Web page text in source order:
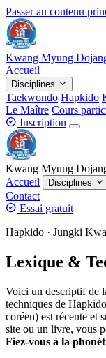
Passer au contenu
Kwang Myung
Accueil
Disciplines
Taekwondo Hapkido
Le Maître Cours
Inscription
Kwang Myung
Accueil
Disciplines
Contact
Essai gratuit
Hapkido · Jungki
Lexique &
Voici un descriptif de
techniques de
coréen) est récente et
site ou un livre, vous
Fiez-vous à la